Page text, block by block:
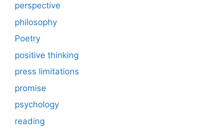
perspective
philosophy
Poetry
positive thinking
press limitations
promise
psychology
reading